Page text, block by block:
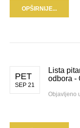
OPŠIRNIJE...
PET
SEP 21
Lista
odbora -
Objavljeno